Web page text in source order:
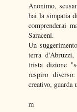
Anonimo,
hai la simpatia
comprenderai
Saraceni.
Un
terra
trista dizione
respiro
creativo, guarda
m